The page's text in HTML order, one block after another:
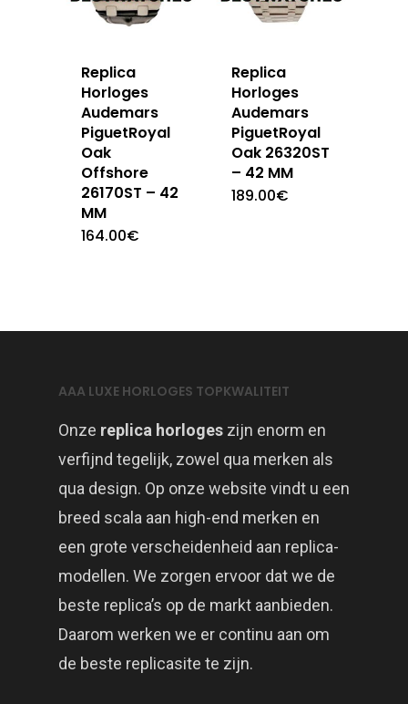
Replica
Horloges
Audemars
PiguetRoyal
Oak
Offshore
26170ST – 42
MM
164.00€
Replica
Horloges
Audemars
PiguetRoyal
Oak 26320ST
– 42 MM
189.00€
AAA LUXE HORLOGES TOPKWALITEIT
Onze replica horloges zijn enorm en
verfijnd tegelijk, zowel qua merken als
qua design. Op onze website vindt u een
breed scala aan high-end merken en
een grote verscheidenheid aan replica-
modellen. We zorgen ervoor dat we de
beste replica’s op de markt aanbieden.
Daarom werken we er continu aan om
de beste replicasite te zijn.